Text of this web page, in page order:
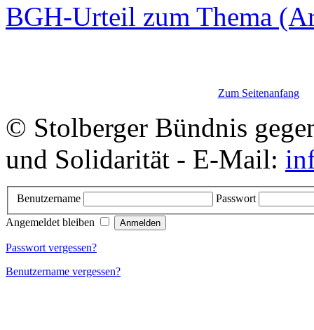
BGH-Urteil zum Thema
Zum Seitenanfang
© Stolberger Bündnis
und Solidarität - E-Mail:
Benutzername
Passwort
Angemeldet bleiben
Passwort vergessen?
Benutzername vergessen?